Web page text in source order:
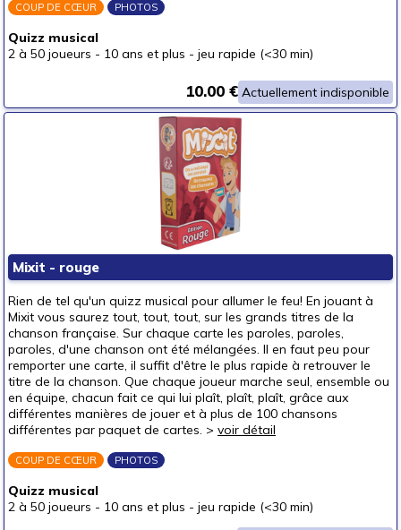
COUP DE CŒUR PHOTOS
Quizz musical
2 à 50 joueurs - 10 ans et plus - jeu rapide (<30 min)
Actuellement indisponible
10.00 €
Mixit - rouge
Rien de tel qu'un quizz musical pour allumer le feu! En jouant à
Mixit vous saurez tout, tout, tout, sur les grands titres de la
chanson française. Sur chaque carte les paroles, paroles,
paroles, d'une chanson ont été mélangées. Il en faut peu pour
remporter une carte, il suffit d'être le plus rapide à retrouver le
titre de la chanson. Que chaque joueur marche seul, ensemble ou
en équipe, chacun fait ce qui lui plaît, plaît, plaît, grâce aux
différentes manières de jouer et à plus de 100 chansons
différentes par paquet de cartes. > voir détail
COUP DE CŒUR PHOTOS
Quizz musical
2 à 50 joueurs - 10 ans et plus - jeu rapide (<30 min)